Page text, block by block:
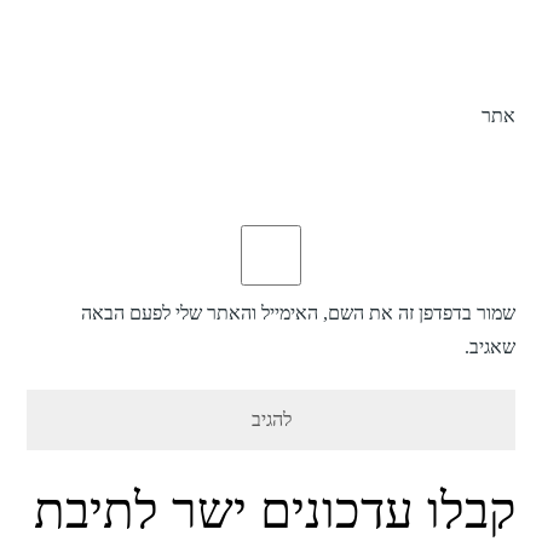
אתר
שמור בדפדפן זה את השם, האימייל והאתר שלי לפעם הבאה
שאגיב.
קבלו עדכונים ישר לתיבת